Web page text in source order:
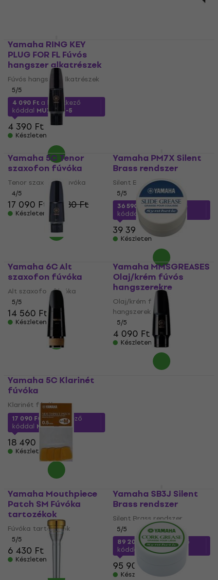
Yamaha RING KEY
PLUG FOR FL Fúvós
hangszer alkatrészek
Fúvós hangszer alkatrészek
5/5
4 090 Fta következő
kóddal MUZMUZ-5
4 390 Ft
Készleten
Yamaha 5C Tenor
szaxofon fúvóka
Tenor szaxofon fúvóka
4/5
17 090 Ft 17 480 Ft
Készleten
Yamaha PM7X Silent
Brass rendszer
Silent Brass rendszer
5/5
36 590 Fta következő
kóddal MUZMUZ-5
39 390 Ft
Készleten
Yamaha 6C Alt
szaxofon fúvóka
Alt szaxofon fúvóka
5/5
14 560 Ft
Készleten
Yamaha MMSGREASES
Olaj/krém fúvós
hangszerekre
Olaj/krém fúvós
hangszerekre
5/5
4 090 Ft
Készleten
Yamaha 5C Klarinét
fúvóka
Klarinét fúvóka
17 090 Ft a következő
kóddal MUZMUZ-5
18 490 Ft
Készleten
Yamaha Mouthpiece
Patch SM Fúvóka
tartozékok
Fúvóka tartozékok
5/5
6 430 Ft
Készleten
Yamaha SB3J Silent
Brass rendszer
Silent Brass rendszer
5/5
89 200 Fta következő
kóddal MUZMUZ-5
95 900 Ft
Készleten